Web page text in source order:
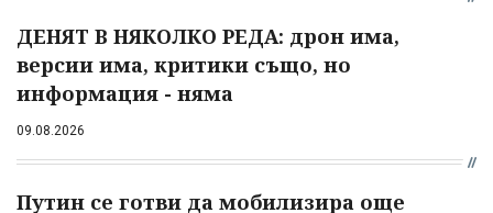
ДЕНЯТ В НЯКОЛКО РЕДА: дрон има,
версии има, критики също, но
информация - няма
09.08.2026
Путин се готви да мобилизира още